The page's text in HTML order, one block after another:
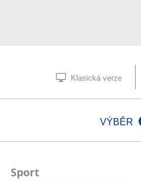
Klasická verze
VÝBĚR
Sport